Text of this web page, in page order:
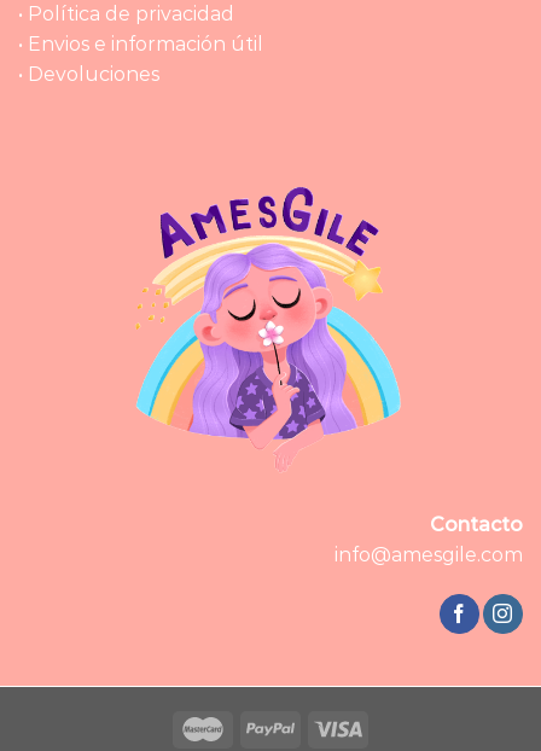
• Política de privacidad
• Envios e información útil
• Devoluciones
Contacto
info@amesgile.com